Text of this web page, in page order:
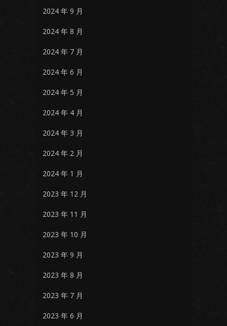
2024 年 9 月
2024 年 8 月
2024 年 7 月
2024 年 6 月
2024 年 5 月
2024 年 4 月
2024 年 3 月
2024 年 2 月
2024 年 1 月
2023 年 12 月
2023 年 11 月
2023 年 10 月
2023 年 9 月
2023 年 8 月
2023 年 7 月
2023 年 6 月